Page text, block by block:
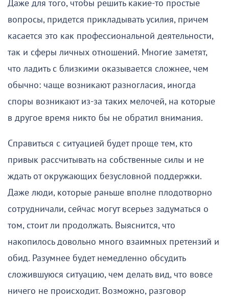
Даже для того, чтобы решить какие-то простые
вопросы, придется прикладывать усилия, причем
касается это как профессиональной деятельности,
так и сферы личных отношений. Многие заметят,
что ладить с близкими оказывается сложнее, чем
обычно: чаще возникают разногласия, иногда
споры возникают из-за таких мелочей, на которые
в другое время никто бы не обратил внимания.
Справиться с ситуацией будет проще тем, кто
привык рассчитывать на собственные силы и не
ждать от окружающих безусловной поддержки.
Даже люди, которые раньше вполне плодотворно
сотрудничали, сейчас могут всерьез задуматься о
том, стоит ли продолжать. Выяснится, что
накопилось довольно много взаимных претензий и
обид. Разумнее будет немедленно обсудить
сложившуюся ситуацию, чем делать вид, что вовсе
ничего не происходит. Возможно, разговор